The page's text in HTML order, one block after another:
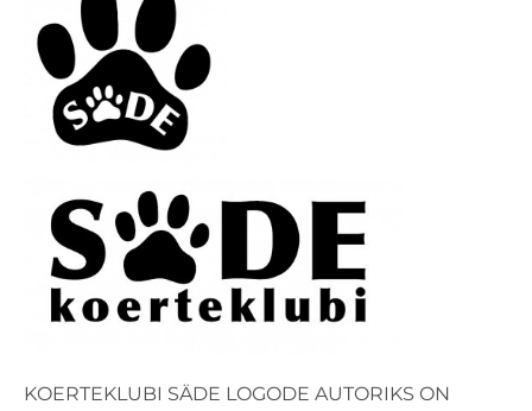
KOERTEKLUBI SÄDE LOGODE AUTORIKS ON